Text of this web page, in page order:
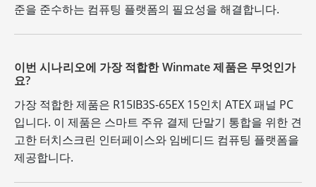
준을 준수하는 컴퓨팅 플랫폼의 필요성을 해결합니다.
이번 시나리오에 가장 적합한 Winmate 제품은 무엇인가
요?
가장 적합한 제품은 R15IB3S-65EX 15인치 ATEX 패널 PC
입니다. 이 제품은 스마트 주유 결제 단말기 통합을 위한 견
고한 터치스크린 인터페이스와 임베디드 컴퓨팅 플랫폼을
제공합니다.